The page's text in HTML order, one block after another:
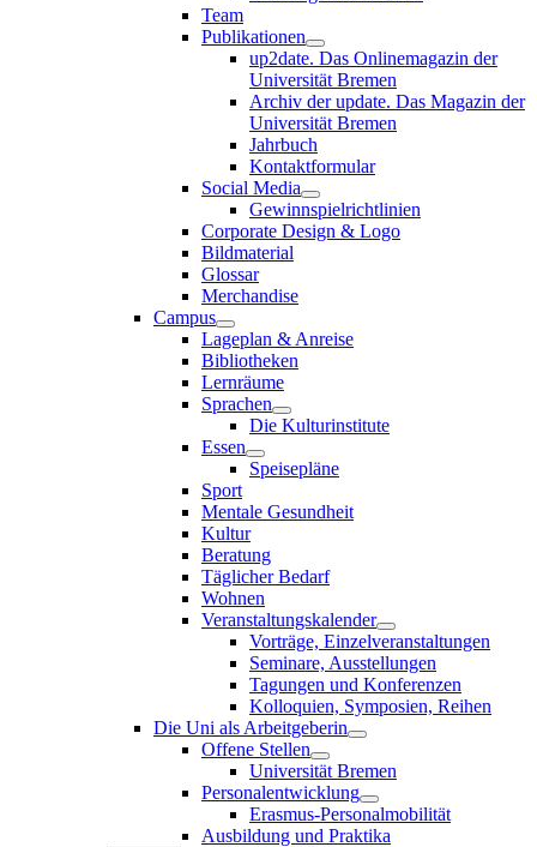
Team
Publikationen
up2date. Das Onlinemagazin der
Universität Bremen
Archiv der update. Das Magazin der
Universität Bremen
Jahrbuch
Kontaktformular
Social Media
Gewinnspielrichtlinien
Corporate Design & Logo
Bildmaterial
Glossar
Merchandise
Campus
Lageplan & Anreise
Bibliotheken
Lernräume
Sprachen
Die Kulturinstitute
Essen
Speisepläne
Sport
Mentale Gesundheit
Kultur
Beratung
Täglicher Bedarf
Wohnen
Veranstaltungskalender
Vorträge, Einzelveranstaltungen
Seminare, Ausstellungen
Tagungen und Konferenzen
Kolloquien, Symposien, Reihen
Die Uni als Arbeitgeberin
Offene Stellen
Universität Bremen
Personalentwicklung
Erasmus-Personalmobilität
Ausbildung und Praktika